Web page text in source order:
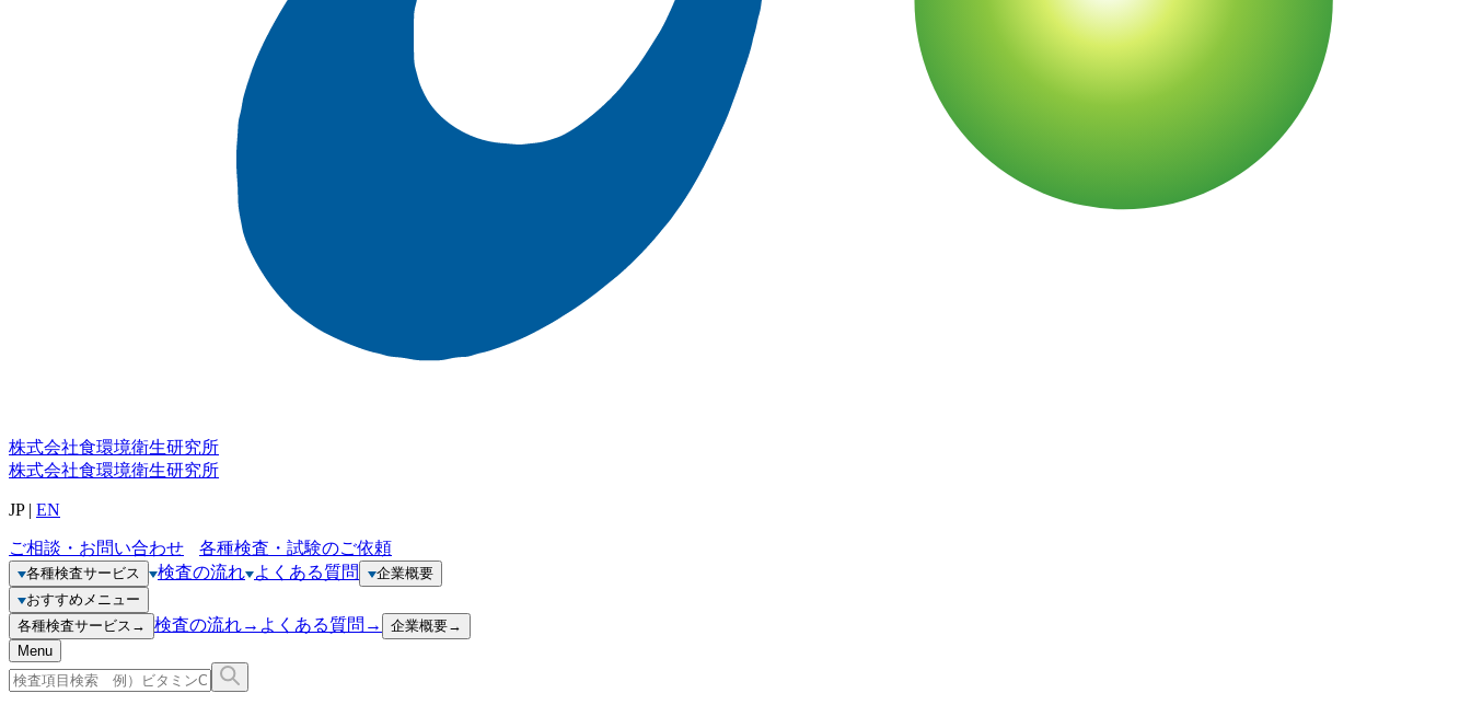
株式会社食環境衛生研究所
株式会社食環境衛生研究所
JP| EN
ご相談・お問い合わせ 各種検査・試験のご依頼
各種検査サービス 検査の流れ よくある質問
企業概要
おすすめメニュー
各種検査サービス → 検査の流れ→ よくある質問 → 企業概要→
Menu